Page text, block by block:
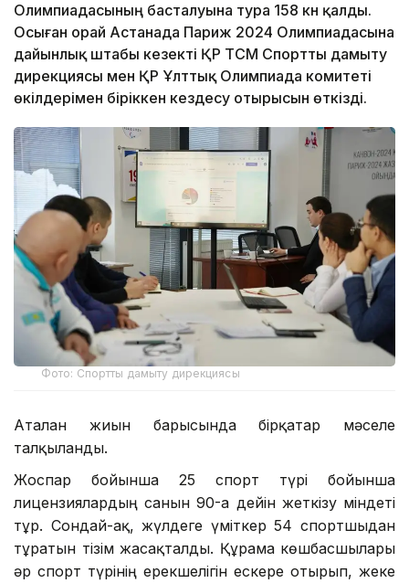
Олимпиадасының басталуына тура 158 күн қалды.
Осыған орай Астанада Париж 2024 Олимпиадасына
дайынлық штабы кезекті ҚР ТСМ Спортты дамыту
дирекциясы мен ҚР Ұлттық Олимпиада комитеті
өкілдерімен біріккен кездесу отырысын өткізді.
Фото: Спортты дамыту дирекциясы
Аталған жиын барысында бірқатар мәселе
талқыланды.
Жоспар бойынша 25 спорт түрі бойынша
лицензиялардың санын 90-ға дейін жеткізу міндеті
тұр. Сондай-ақ, жүлдеге үміткер 54 спортшыдан
тұратын тізім жасақталды. Құрама көшбасшылары
әр спорт түрінің ерекшелігін ескере отырып, жеке